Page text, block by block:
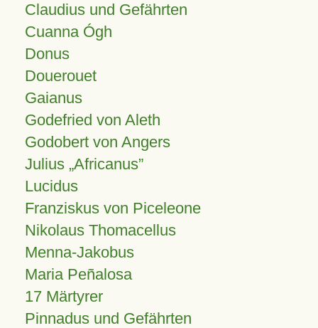
Claudius und Gefährten
Cuanna Ógh
Donus
Douerouet
Gaianus
Godefried von Aleth
Godobert von Angers
Julius Africanus
Lucidus
Franziskus von Piceleone
Nikolaus Thomacellus
Menna-Jakobus
Maria Peñalosa
17 Märtyrer
Pinnadus und Gefährten